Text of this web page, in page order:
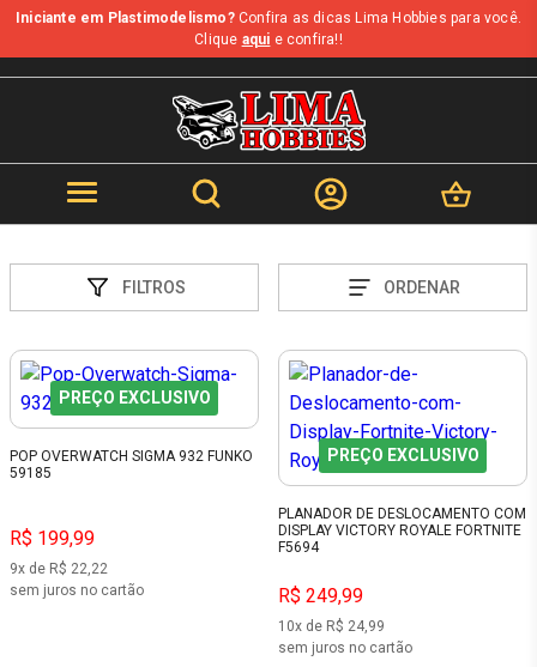
Iniciante em Plastimodelismo?Confira as dicas Lima Hobbies para você.
Clique aqui e confira!!
FILTROS ORDENAR
PREÇO EXCLUSIVO
POP OVERWATCH SIGMA 932 FUNKO
59185
R$ 199,99
9x de R$ 22,22
sem juros no cartão
PREÇO EXCLUSIVO
PLANADOR DE DESLOCAMENTO COM
DISPLAY VICTORY ROYALE FORTNITE
F5694
R$ 249,99
10x de R$ 24,99
sem juros no cartão